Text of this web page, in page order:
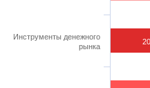
Инструменты денежного
рынка